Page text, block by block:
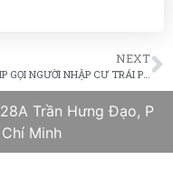
NEXT
TRUMP GỌI NGƯỜI NHẬP CƯ TRÁI PHÉP LÀ ‘ĐỘNG VẬT’
Trần Hưng Đạo, P
Minh